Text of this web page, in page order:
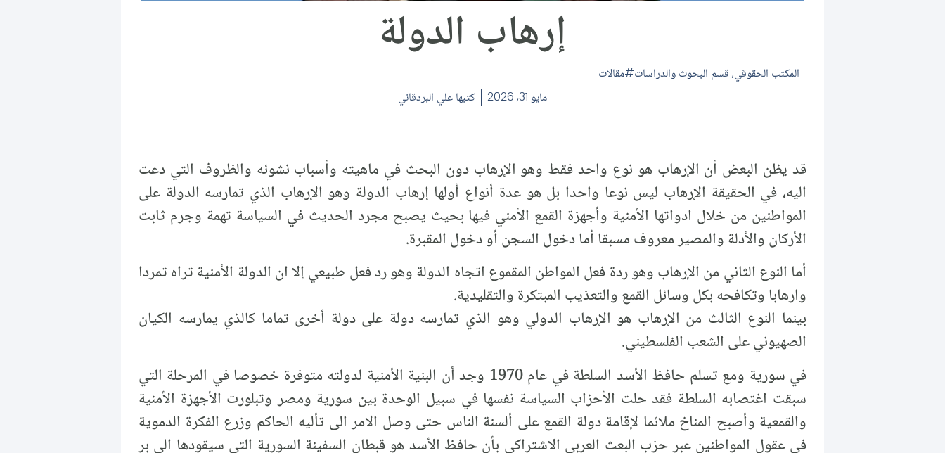
إرهاب الدولة
المكتب الحقوقي, قسم البحوث والدراسات
مقالات
مايو 31, 2026
كتبها علي البردقاني
قد يظن البعض أن الإرهاب هو نوع واحد فقط وهو الإرهاب دون البحث في ماهيته وأسباب نشوئه والظروف التي دعت
اليه، في الحقيقة الإرهاب ليس نوعا واحدا بل هو عدة أنواع أولها إرهاب الدولة وهو الإرهاب الذي تمارسه الدولة على
المواطنين من خلال ادواتها الأمنية وأجهزة القمع الأمني فيها بحيث يصبح مجرد الحديث في السياسة تهمة وجرم ثابت
الأركان والأدلة والمصير معروف مسبقا أما دخول السجن أو دخول المقبرة.
أما النوع الثاني من الإرهاب وهو ردة فعل المواطن المقموع اتجاه الدولة وهو رد فعل طبيعي إلا ان الدولة الأمنية تراه تمردا
وارهابا وتكافحه بكل وسائل القمع والتعذيب المبتكرة والتقليدية.
بينما النوع الثالث من الإرهاب هو الإرهاب الدولي وهو الذي تمارسه دولة على دولة أخرى تماما كالذي يمارسه الكيان
الصهيوني على الشعب الفلسطيني.
في سورية ومع تسلم حافظ الأسد السلطة في عام 1970 وجد أن البنية الأمنية لدولته متوفرة خصوصا في المرحلة التي
سبقت اغتصابه السلطة فقد حلت الأحزاب السياسة نفسها في سبيل الوحدة بين سورية ومصر وتبلورت الأجهزة الأمنية
والقمعية وأصبح المناخ ملائما لإقامة دولة القمع على ألسنة الناس حتى وصل الامر الى تأليه الحاكم وزرع الفكرة الدموية
في عقول المواطنين عبر حزب البعث العربي الاشتراكي بأن حافظ الأسد هو قبطان السفينة السورية التي سيقودها الى بر